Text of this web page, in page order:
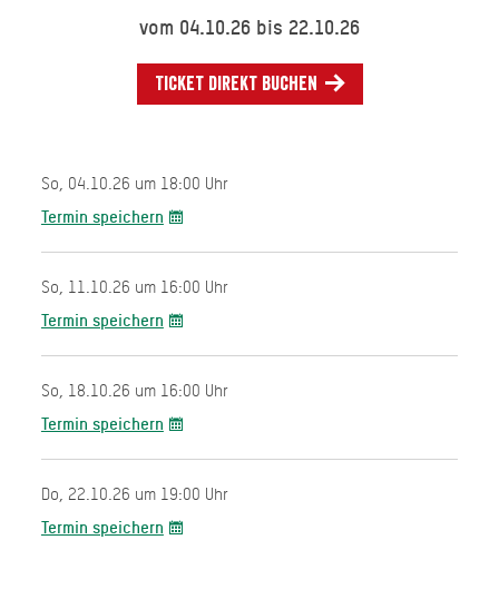
vom 04.10.26 bis 22.10.26
Ticket direkt buchen
So, 04.10.26 um 18:00 Uhr
Termin speichern
So, 11.10.26 um 16:00 Uhr
Termin speichern
So, 18.10.26 um 16:00 Uhr
Termin speichern
Do, 22.10.26 um 19:00 Uhr
Termin speichern